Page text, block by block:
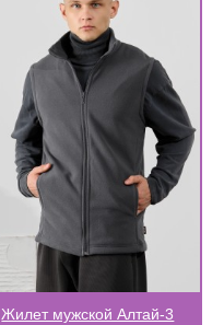
Жилет мужской Алтай-3